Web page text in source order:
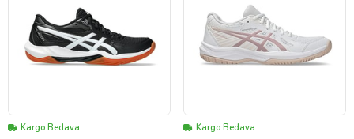
Kargo Bedava Kargo Bedava